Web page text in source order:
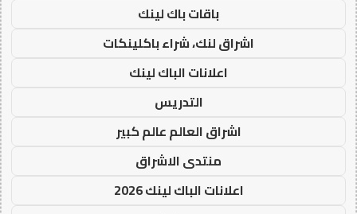
باقات باك لينك
اشراق لنك، شراء باكلينكات
اعلانات الباك لينك
التدريس
اشراق العالم عالم كبير
منتدى الاشراق
اعلانات الباك لينك 2026